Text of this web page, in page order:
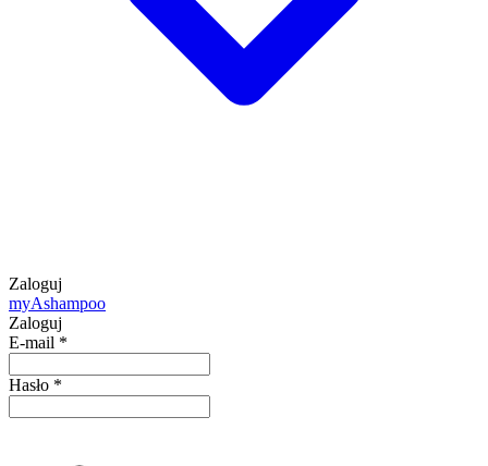
Zaloguj
myAshampoo
Zaloguj
E-mail *
Hasło *